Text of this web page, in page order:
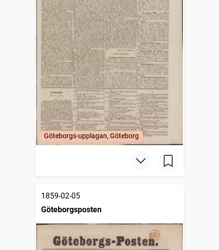
Göteborgs-upplagan, Göteborg
1859-02-05
Göteborgsposten